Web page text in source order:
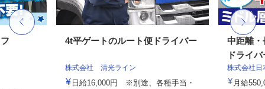
4t平ゲートのルート便ドライバー
株式会社 清光ライン
日給16,000円 ※別途、各種手当・
中距離・
ドライバ
株式会社日
月給